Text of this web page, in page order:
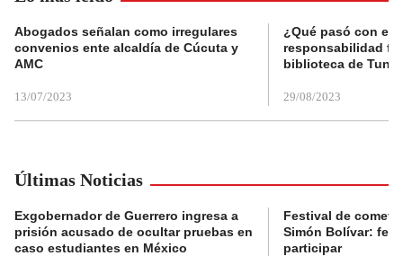
Abogados señalan como irregulares
convenios ente alcaldía de Cúcuta y
AMC
13/07/2023
¿Qué pasó con el
responsabilidad
biblioteca de
29/08/2023
Últimas Noticias
Exgobernador de Guerrero ingresa a
prisión acusado de ocultar pruebas en
caso estudiantes en México
Festival de
Simón Bolívar:
participar